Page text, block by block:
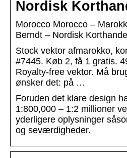
Nordisk
Morocco Morocco –
Berndt – Nordisk Korthandel
Stock vektor afmarokko,
#7445. Køb 2, få 1 gratis.
Royalty-free vektor. Må
ønsker det: på …
Foruden det klare design
1:800,000 – 1:2 millioner
yderligere oplysninger
og seværdigheder.